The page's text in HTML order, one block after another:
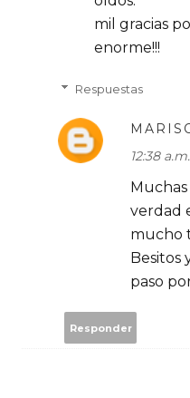
mil gracias
enorme!!!
Respuestas
12:38 a.m.
Muchas
verdad
mucho
Besitos
paso
Responder